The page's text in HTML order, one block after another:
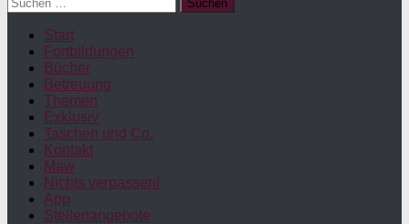
nach:
Start
Fortbildungen
Bücher
Betreuung
Themen
Exklusiv
Taschen und Co.
Kontakt
Maw
Nichts verpassen!
App
Stellenangebote